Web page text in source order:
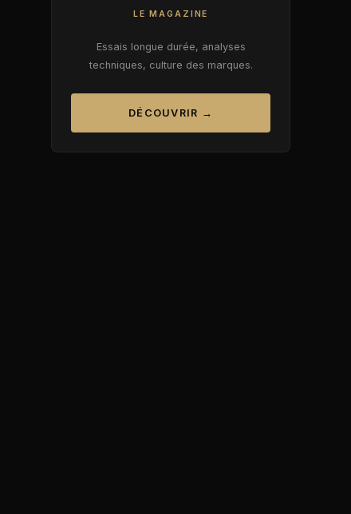
LE MAGAZINE
Essais longue durée, analyses
techniques, culture des marques.
DÉCOUVRIR →